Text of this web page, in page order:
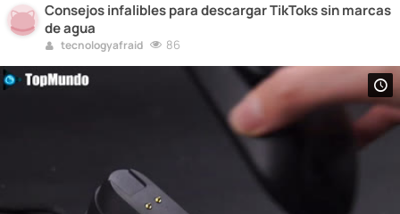
Consejos infalibles para descargar TikToks sin marcas
de agua
tecnologyafraid 86